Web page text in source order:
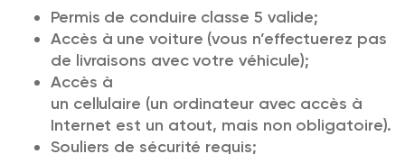
Permis de conduire classe 5 valide;
Accès à une voiture (vous n’effectuerez pas
de livraisons avec votre véhicule);
Accès à
un cellulaire (un ordinateur avec accès à
Internet est un atout, mais non obligatoire).
Souliers de sécurité requis;